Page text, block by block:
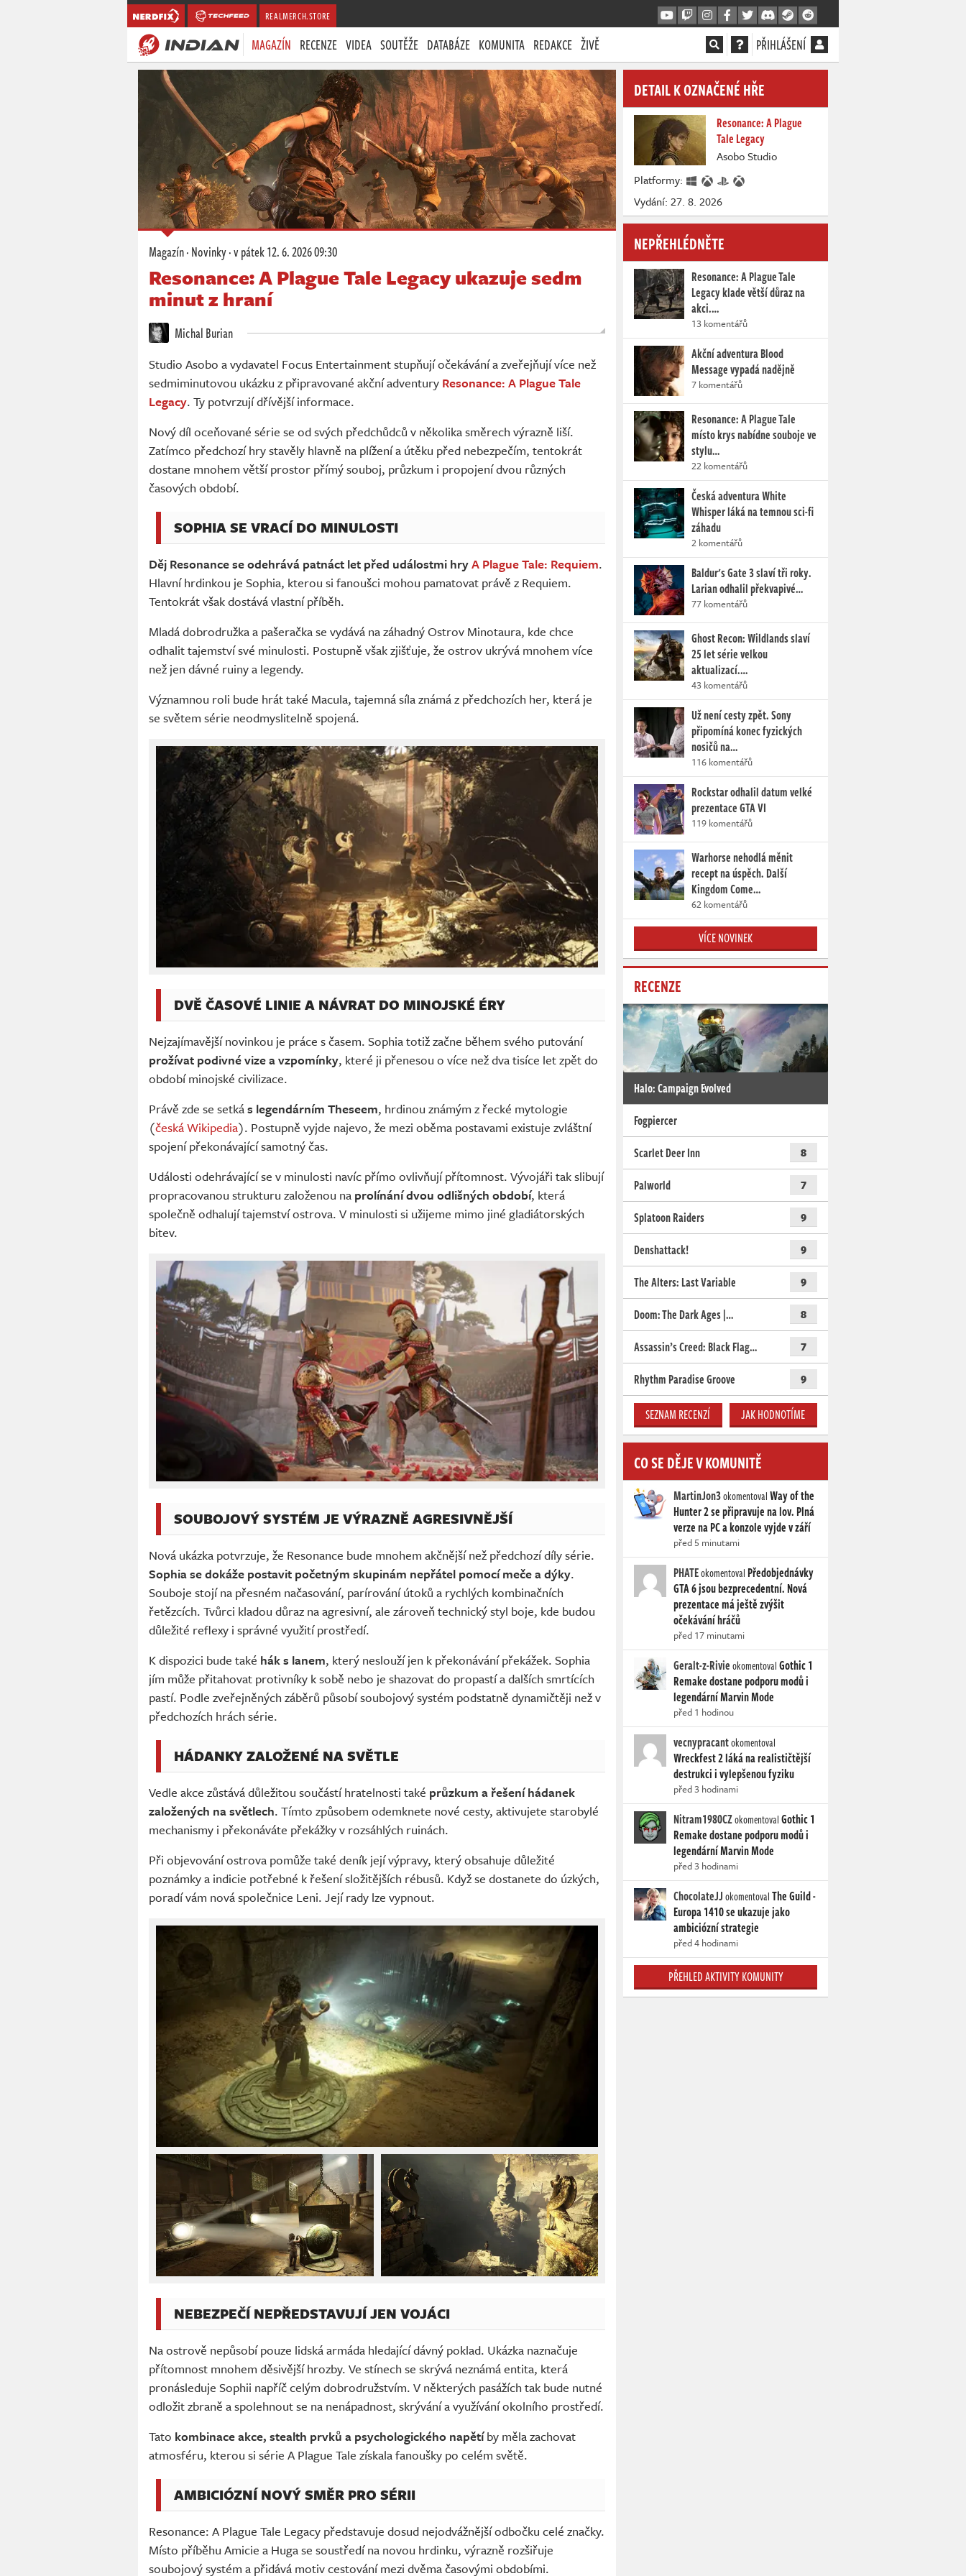
REALMERCH.STORE
MAGAZÍN RECENZE VIDEA SOUTĚŽE DATABÁZE KOMUNITA REDAKCE ŽIVĚ PŘIHLÁŠENÍ
Magazín·Novinky·v pátek12. 6. 2026 09:30
Resonance: A Plague Tale Legacy ukazuje sedm
minut z hraní
Michal Burian
Studio Asobo a vydavatel Focus Entertainment stupňují očekávání a zveřejňují více než
sedmiminutovou ukázku z připravované akční adventury Resonance: A Plague Tale
Legacy. Ty potvrzují dřívější informace.
Nový díl oceňované série se od svých předchůdců v několika směrech výrazně liší.
Zatímco předchozí hry stavěly hlavně na plížení a útěku před nebezpečím, tentokrát
dostane mnohem větší prostor přímý souboj, průzkum i propojení dvou různých
časových období.
SOPHIA SE VRACÍ DO MINULOSTI
Děj Resonance se odehrává patnáct let před událostmi hryA Plague Tale: Requiem.
Hlavní hrdinkou je Sophia, kterou si fanoušci mohou pamatovat právě z Requiem.
Tentokrát však dostává vlastní příběh.
Mladá dobrodružka a pašeračka se vydává na záhadný Ostrov Minotaura, kde chce
odhalit tajemství své minulosti. Postupně však zjišťuje, že ostrov ukrývá mnohem více
než jen dávné ruiny a legendy.
Významnou roli bude hrát také Macula, tajemná síla známá z předchozích her, která je
se světem série neodmyslitelně spojená.
DVĚ ČASOVÉ LINIE A NÁVRAT DO MINOJSKÉ ÉRY
Nejzajímavější novinkou je práce s časem. Sophia totiž začne během svého putování
prožívat podivné vize a vzpomínky, které ji přenesou o více než dva tisíce let zpět do
období minojské civilizace.
Právě zde se setkás legendárním Theseem, hrdinou známým z řecké mytologie
(česká Wikipedia). Postupně vyjde najevo, že mezi oběma postavami existuje zvláštní
spojení překonávající samotný čas.
Události odehrávající se v minulosti navíc přímo ovlivňují přítomnost. Vývojáři tak slibují
propracovanou strukturu založenou na prolínání dvou odlišných období, která
společně odhalují tajemství ostrova. V minulosti si užijeme mimo jiné gladiátorských
bitev.
SOUBOJOVÝ SYSTÉM JE VÝRAZNĚ AGRESIVNĚJŠÍ
Nová ukázka potvrzuje, že Resonance bude mnohem akčnější než předchozí díly série.
Sophia se dokáže postavit početným skupinám nepřátel pomocí meče a dýky.
Souboje stojí na přesném načasování, parírování útoků a rychlých kombinačních
řetězcích. Tvůrci kladou důraz na agresivní, ale zároveň technický styl boje, kde budou
důležité reflexy i správné využití prostředí.
K dispozici bude také hák s lanem, který neslouží jen k překonávání překážek. Sophia
jím může přitahovat protivníky k sobě nebo je shazovat do propastí a dalších smrtících
pastí. Podle zveřejněných záběrů působí soubojový systém podstatně dynamičtěji než v
předchozích hrách série.
HÁDANKY ZALOŽENÉ NA SVĚTLE
Vedle akce zůstává důležitou součástí hratelnosti také průzkum a řešení hádanek
založených na světlech. Tímto způsobem odemknete nové cesty, aktivujete starobylé
mechanismy i překonáváte překážky v rozsáhlých ruinách.
Při objevování ostrova pomůže také deník její výpravy, který obsahuje důležité
poznámky a indicie potřebné k řešení složitějších rébusů. Když se dostanete do úzkých,
poradí vám nová společnice Leni. Její rady lze vypnout.
NEBEZPEČÍ NEPŘEDSTAVUJÍ JEN VOJÁCI
Na ostrově nepůsobí pouze lidská armáda hledající dávný poklad. Ukázka naznačuje
přítomnost mnohem děsivější hrozby. Ve stínech se skrývá neznámá entita, která
pronásleduje Sophii napříč celým dobrodružstvím. V některých pasážích tak bude nutné
odložit zbraně a spolehnout se na nenápadnost, skrývání a využívání okolního prostředí.
Tato kombinace akce, stealth prvků a psychologického napětíby měla zachovat
atmosféru, kterou si série A Plague Tale získala fanoušky po celém světě.
AMBICIÓZNÍ NOVÝ SMĚR PRO SÉRII
Resonance: A Plague Tale Legacy představuje dosud nejodvážnější odbočku celé značky.
Místo příběhu Amicie a Huga se soustředí na novou hrdinku, výrazně rozšiřuje
soubojový systém a přidává motiv cestování mezi dvěma časovými obdobími.
DETAIL K OZNAČENÉ HŘE
Resonance: A Plague
Tale Legacy
Asobo Studio
Platformy:
Vydání: 27. 8. 2026
NEPŘEHLÉDNĚTE
Resonance: A Plague Tale
Legacy klade větší důraz na
akci.…
13 komentářů
Akční adventura Blood
Message vypadá nadějně
7 komentářů
Resonance: A Plague Tale
místo krys nabídne souboje ve
stylu…
22 komentářů
Česká adventura White
Whisper láká na temnou sci-fi
záhadu
2 komentářů
Baldur's Gate 3 slaví tři roky.
Larian odhalil překvapivé…
77 komentářů
Ghost Recon: Wildlands slaví
25 let série velkou
aktualizací.…
43 komentářů
Už není cesty zpět. Sony
připomíná konec fyzických
nosičů na…
116 komentářů
Rockstar odhalil datum velké
prezentace GTA VI
119 komentářů
Warhorse nehodlá měnit
recept na úspěch. Další
Kingdom Come…
62 komentářů
VÍCE NOVINEK
RECENZE
Halo: Campaign Evolved
Fogpiercer
Scarlet Deer Inn
8
Palworld 7
Splatoon Raiders 9
Denshattack! 9
The Alters: Last Variable 9
Doom: The Dark Ages |… 8
Assassin’s Creed: Black Flag… 7
Rhythm Paradise Groove 9
SEZNAM RECENZÍ JAK HODNOTÍME
CO SE DĚJE V KOMUNITĚ
MartinJon3okomentovalWay of the
Hunter 2 se připravuje na lov. Plná
verze na PC a konzole vyjde v září
před 5 minutami
PHATEokomentoval Předobjednávky
GTA 6 jsou bezprecedentní. Nová
prezentace má ještě zvýšit
očekávání hráčů
před 17 minutami
Geralt-z-RivieokomentovalGothic 1
Remake dostane podporu modů i
legendární Marvin Mode
před 1 hodinou
vecnypracantokomentoval
Wreckfest 2 láká na realističtější
destrukci i vylepšenou fyziku
před 3 hodinami
Nitram1980CZokomentovalGothic 1
Remake dostane podporu modů i
legendární Marvin Mode
před 3 hodinami
ChocolateJJokomentovalThe Guild -
Europa 1410 se ukazuje jako
ambiciózní strategie
před 4 hodinami
PŘEHLED AKTIVITY KOMUNITY